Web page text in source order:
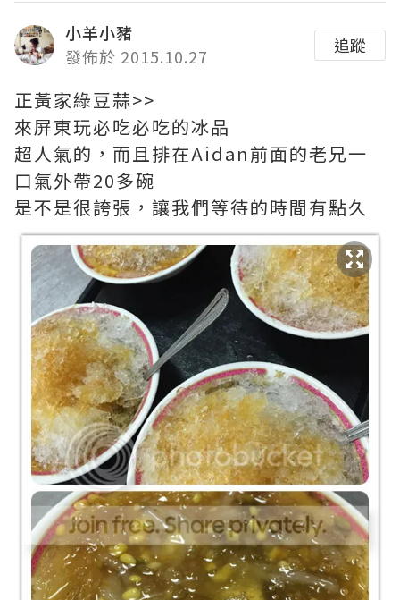
小羊小豬
發佈於 2015.10.27
追蹤
正黃家綠豆蒜>>
來屏東玩必吃必吃的冰品
超人氣的，而且排在Aidan前面的老兄一
口氣外帶20多碗
是不是很誇張，讓我們等待的時間有點久